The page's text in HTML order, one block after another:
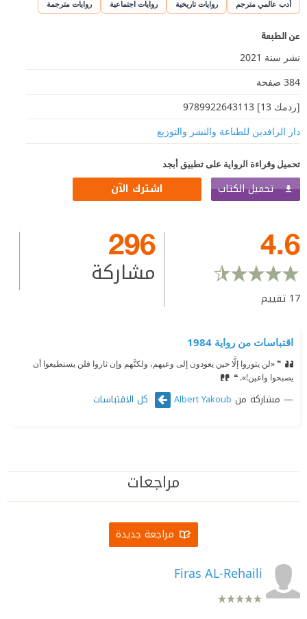
أدب عالمي مترجم روايات تاريخية روايات اجتماعية روايات مترجمة
عن الطبعة
نشر سنة 2021
384 صفحة
[ردمك 13] 9789922643113
دار الرافدين للطباعة والنشر والتوزيع
تحميل وقراءة الرواية على تطبيق أبجد
تحميل الكتاب اشترك الآن
4.6
17 تقييم
296
مشاركة
اقتباسات من رواية 1984
❞ «لن يثوروا إلَّا حين يعودون إلى وعيهم، ولكنَّهم وإن ثاروا فلن يستطيعوا أن
يصبحوا واعين!». ❝
مشاركة من Albert Yakoub كل الاقتباسات
مراجعات
مراجعة جديدة
Firas AL-Rehaili